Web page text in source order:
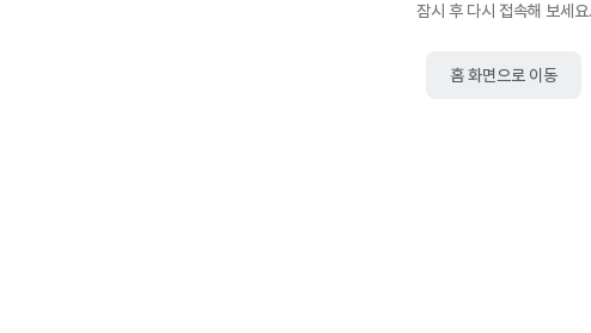
잠시 후 다시 접속해 보세요.
홈 화면으로 이동